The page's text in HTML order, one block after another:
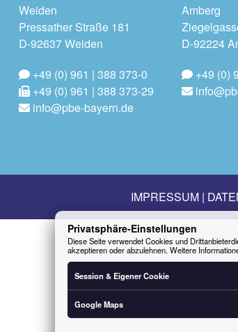
Weiden
Pressather Straße 181
D-92637 Weiden
+49 (0) 961 | 388 373-0
+49 (0) 961 | 388 373-29
info@pbe-bayern.de
Amberg
D-92224
+49 (0)
IMPRESSUM
Privatsphäre-Einstellungen
Diese Seite verwendet Cookies und
akzeptieren oder abzulehnen. Weitere
Session & Eigener Cookie
Google Maps